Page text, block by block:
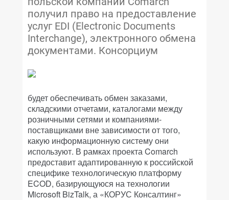
получил право на предоставление
услуг EDI (Electronic Documents
Interchange), электронного обмена
документами. Консорциум
будет обеспечивать обмен заказами,
складскими отчетами, каталогами между
розничными сетями и компаниями-
поставщиками вне зависимости от того,
какую информационную систему они
используют. В рамках проекта Comarch
предоставит адаптированную к российской
специфике технологическую платформу
ECOD, базирующуюся на технологии
Microsoft BizTalk, а «КОРУС Консалтинг»